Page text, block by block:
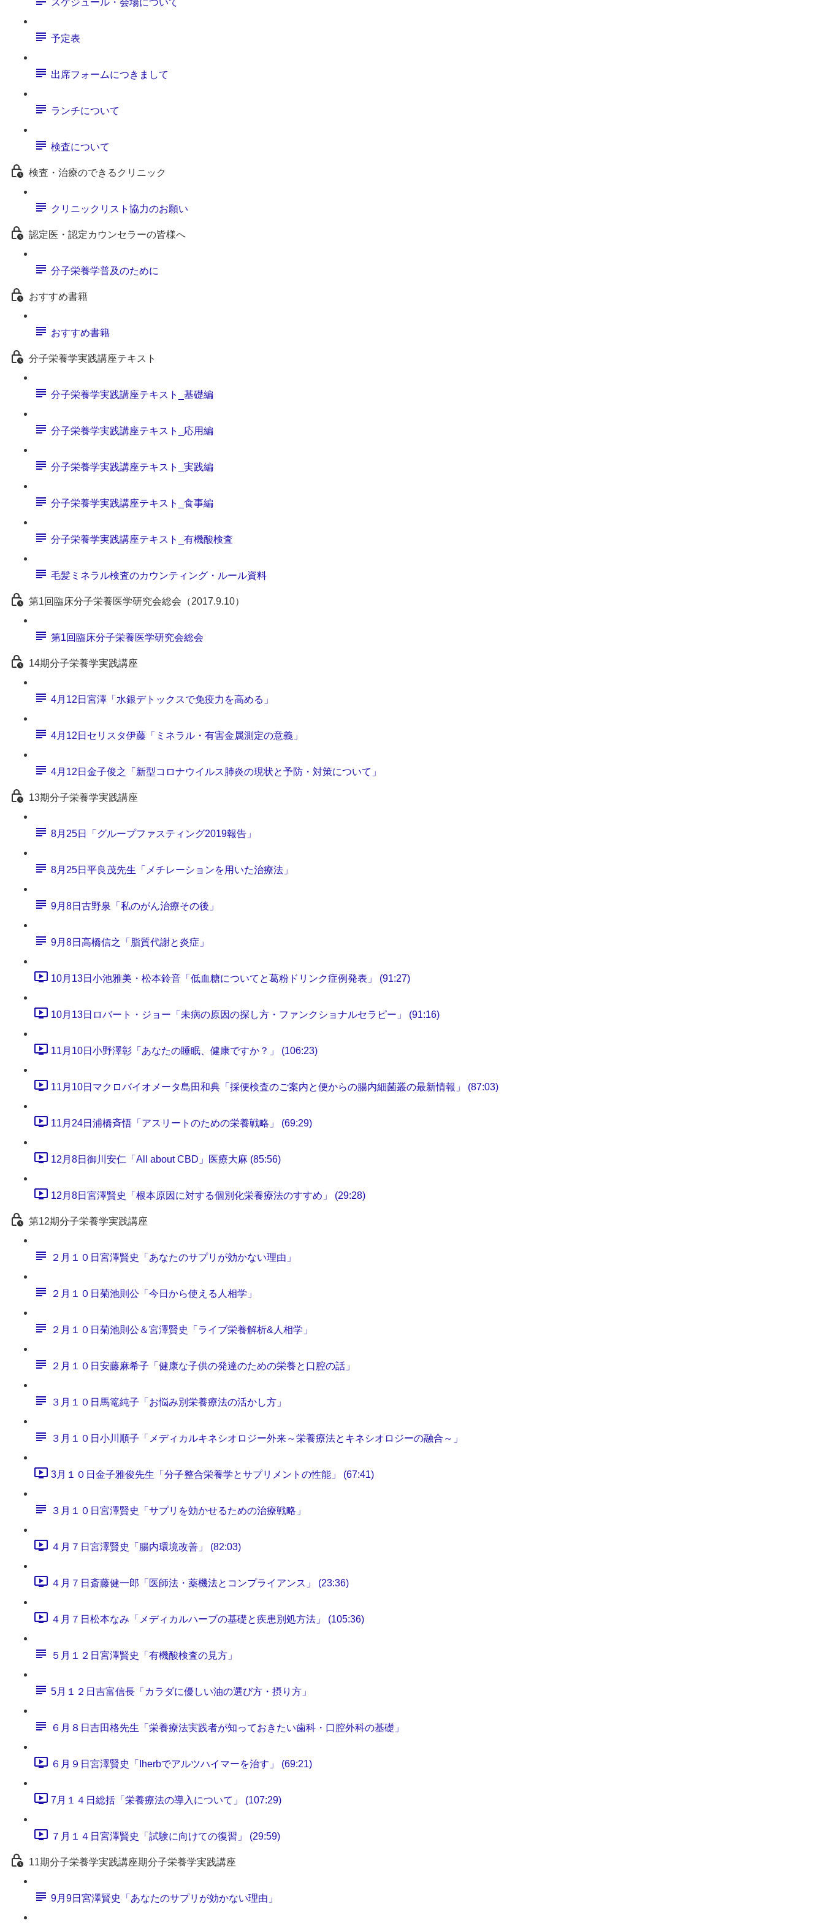
スケジュール・会場について
予定表
出席フォームにつきまして
ランチについて
検査について
検査・治療のできるクリニック
クリニックリスト協力のお願い
認定医・認定カウンセラーの皆様へ
分子栄養学普及のために
おすすめ書籍
おすすめ書籍
分子栄養学実践講座テキスト
分子栄養学実践講座テキスト_基礎編
分子栄養学実践講座テキスト_応用編
分子栄養学実践講座テキスト_実践編
分子栄養学実践講座テキスト_食事編
分子栄養学実践講座テキスト_有機酸検査
毛髪ミネラル検査のカウンティング・ルール資料
第1回臨床分子栄養医学研究会総会（2017.9.10）
第1回臨床分子栄養医学研究会総会
14期分子栄養学実践講座
4月12日宮澤「水銀デトックスで免疫力を高める」
4月12日セリスタ伊藤「ミネラル・有害金属測定の意義」
4月12日金子俊之「新型コロナウイルス肺炎の現状と予防・対策について」
13期分子栄養学実践講座
8月25日「グループファスティング2019報告」
8月25日平良茂先生「メチレーションを用いた治療法」
9月8日古野泉「私のがん治療その後」
9月8日高橋信之「脂質代謝と炎症」
10月13日小池雅美・松本鈴音「低血糖についてと葛粉ドリンク症例発表」 (91:27)
10月13日ロバート・ジョー「未病の原因の探し方・ファンクショナルセラピー」 (91:16)
11月10日小野澤彰「あなたの睡眠、健康ですか？」 (106:23)
11月10日マクロバイオメータ島田和典「採便検査のご案内と便からの腸内細菌叢の最新情報」 (87:03)
11月24日浦橋斉悟「アスリートのための栄養戦略」 (69:29)
12月8日御川安仁「All about CBD」医療大麻 (85:56)
12月8日宮澤賢史「根本原因に対する個別化栄養療法のすすめ」 (29:28)
第12期分子栄養学実践講座
２月１０日宮澤賢史「あなたのサプリが効かない理由」
２月１０日菊池則公「今日から使える人相学」
２月１０日菊池則公＆宮澤賢史「ライブ栄養解析&人相学」
２月１０日安藤麻希子「健康な子供の発達のための栄養と口腔の話」
３月１０日馬篭純子「お悩み別栄養療法の活かし方」
３月１０日小川順子「メディカルキネシオロジー外来～栄養療法とキネシオロジーの融合～」
3月１０日金子雅俊先生「分子整合栄養学とサプリメントの性能」 (67:41)
３月１０日宮澤賢史「サプリを効かせるための治療戦略」
４月７日宮澤賢史「腸内環境改善」 (82:03)
４月７日斎藤健一郎「医師法・薬機法とコンプライアンス」 (23:36)
４月７日松本なみ「メディカルハーブの基礎と疾患別処方法」 (105:36)
５月１２日宮澤賢史「有機酸検査の見方」
5月１２日吉富信長「カラダに優しい油の選び方・摂り方」
６月８日吉田格先生「栄養療法実践者が知っておきたい歯科・口腔外科の基礎」
６月９日宮澤賢史「Iherbでアルツハイマーを治す」 (69:21)
7月１４日総括「栄養療法の導入について」 (107:29)
７月１４日宮澤賢史「試験に向けての復習」 (29:59)
11期分子栄養学実践講座期分子栄養学実践講座
9月9日宮澤賢史「あなたのサプリが効かない理由」